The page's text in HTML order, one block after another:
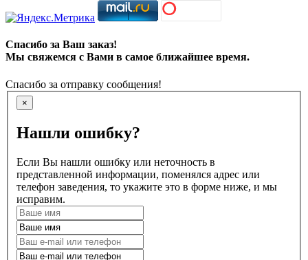
Спасибо за Ваш заказ!
Мы свяжемся с Вами в самое ближайшее время.
Спасибо за отправку сообщения!
×
Нашли ошибку?
Если Вы нашли ошибку или неточность в
представленной информации, поменялся адрес или
телефон заведения, то укажите это в форме ниже, и мы
исправим.